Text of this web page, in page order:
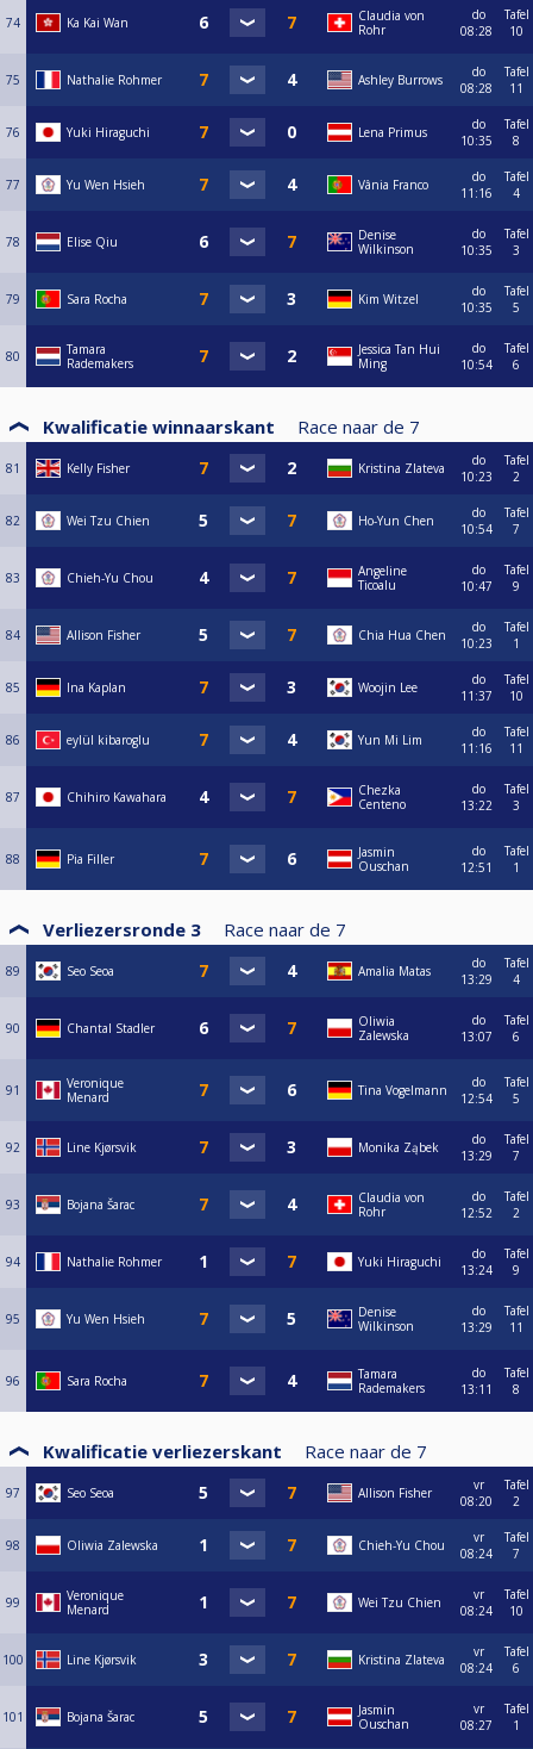
74 Ka Kai Wan
Claudia von
Rohr
do
08:28
Tafel
10
75 Nathalie Rohmer Ashley Burrows
do
08:28
Tafel
11
76 Yuki Hiraguchi Lena Primus
do
10:35
Tafel
8
77 Yu Wen Hsieh Vânia Franco
do
11:16
Tafel
4
78 Elise Qiu
Denise
Wilkinson
do
10:35
Tafel
3
79 Sara Rocha Kim Witzel
do
10:35
Tafel
5
80
Tamara
Rademakers
Jessica Tan Hui
Ming
do
10:54
Tafel
6
Kwalificatie winnaarskant Race naar de 7
81 Kelly Fisher Kristina Zlateva
do
10:23
Tafel
2
82 Wei Tzu Chien Ho-Yun Chen
do
10:54
Tafel
7
83 Chieh-Yu Chou
Angeline
Ticoalu
do
10:47
Tafel
9
84 Allison Fisher Chia Hua Chen
do
10:23
Tafel
1
85 Ina Kaplan Woojin Lee
do
11:37
Tafel
10
86 eylül kibaroglu Yun Mi Lim
do
11:16
Tafel
11
87 Chihiro Kawahara
Chezka
Centeno
do
13:22
Tafel
3
88 Pia Filler
Jasmin
Ouschan
do
12:51
Tafel
1
Verliezersronde 3 Race naar de 7
89 Seo Seoa Amalia Matas
do
13:29
Tafel
4
90 Chantal Stadler
Oliwia
Zalewska
do
13:07
Tafel
6
91
Veronique
Menard
Tina Vogelmann
do
12:54
Tafel
5
92 Line Kjørsvik Monika Ząbek
do
13:29
Tafel
7
93 Bojana Šarac
Claudia von
Rohr
do
12:52
Tafel
2
94 Nathalie Rohmer Yuki Hiraguchi
do
13:24
Tafel
9
95 Yu Wen Hsieh
Denise
Wilkinson
do
13:29
Tafel
11
96 Sara Rocha
Tamara
Rademakers
do
13:11
Tafel
8
Kwalificatie verliezerskant Race naar de 7
97 Seo Seoa Allison Fisher
vr
08:20
Tafel
2
98 Oliwia Zalewska Chieh-Yu Chou
vr
08:24
Tafel
7
99
Veronique
Menard
Wei Tzu Chien
vr
08:24
Tafel
10
100 Line Kjørsvik Kristina Zlateva
vr
08:24
Tafel
6
101 Bojana Šarac
Jasmin
Ouschan
vr
08:27
Tafel
1